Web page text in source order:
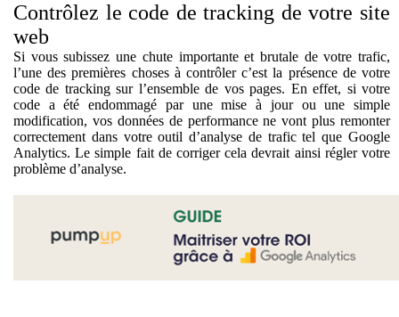
Contrôlez le code de tracking de votre site
web
Si vous subissez une chute importante et brutale de votre trafic,
l’une des premières choses à contrôler c’est la présence de votre
code de tracking sur l’ensemble de vos pages. En effet, si votre
code a été endommagé par une mise à jour ou une simple
modification, vos données de performance ne vont plus remonter
correctement dans votre outil d’analyse de trafic tel que Google
Analytics. Le simple fait de corriger cela devrait ainsi régler votre
problème d’analyse.